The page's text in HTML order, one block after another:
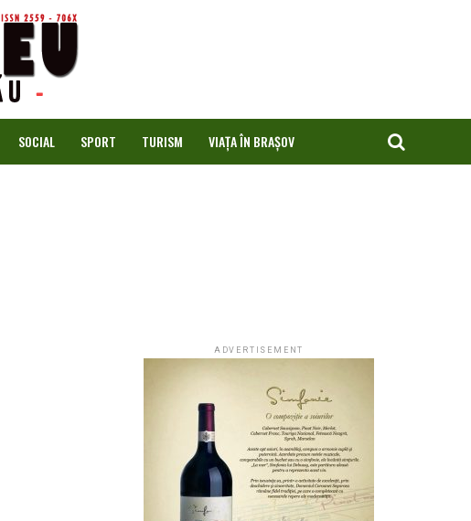
SOCIAL SPORT TURISM VIAȚA ÎN BRAȘOV
ADVERTISEMENT